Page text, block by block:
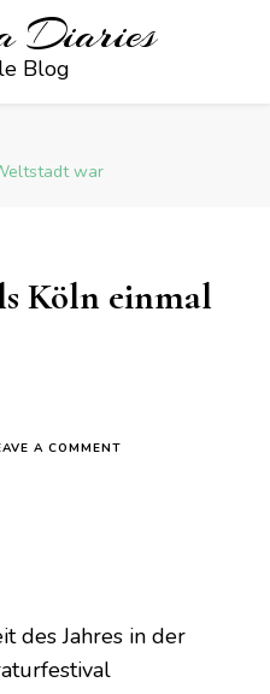
Diaries
Blog
war
Köln einmal
A COMMENT
des Jahres in der